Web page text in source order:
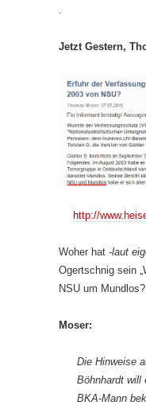
.
Jetzt Gestern,
http://
Woher hat -laut
Ogertschnig sein
NSU um Mundlos?
Moser:
Die Hinweise
Böhnhardt will
BKA-Mann